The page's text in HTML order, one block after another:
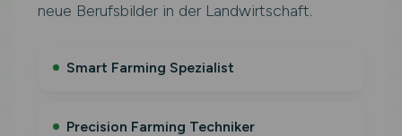
neue Berufsbilder in der Landwirtschaft.
Smart Farming Spezialist
Precision Farming Techniker